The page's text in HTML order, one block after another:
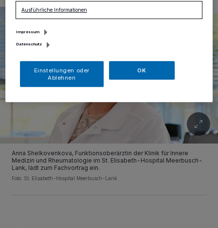
Anna Shelkovenkova, Funktionsoberärztin der Klinik für Innere
Medizin und Rheumatologie im St. Elisabeth-Hospital Meerbusch-
Lank, lädt zum Fachvortrag ein.
Foto: St. Elisabeth-Hospital Meerbusch-Lank
Ausführliche Informationen
Impressum
Datenschutz
Einstellungen oder
Ablehnen
OK